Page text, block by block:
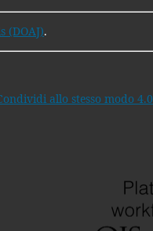
(DOAJ).
allo stesso modo 4.0